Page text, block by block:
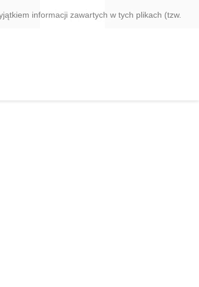
informacji zawartych w tych plikach (tzw.
się shopping_cart
Koszyk (0)